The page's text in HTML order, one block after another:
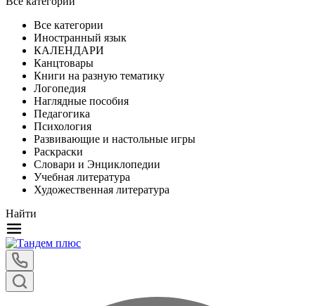
Все категории
Иностранный язык
КАЛЕНДАРИ
Канцтовары
Книги на разную тематику
Логопедия
Наглядные пособия
Педагогика
Психология
Развивающие и настольные игры
Раскраски
Словари и Энциклопедии
Учебная литература
Художественная литература
Найти